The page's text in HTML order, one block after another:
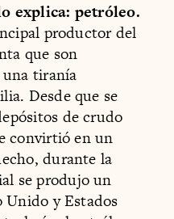
explica: petróleo.
productor del
que son
una tiranía
Desde que se
de crudo
convirtió en un
durante la
se produjo un
y Estados